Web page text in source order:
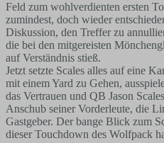
Feld zum wohlverdienten ersten
zumindest, doch wieder
Diskussion, den Treffer zu
die bei den mitgereisten
auf Verständnis stieß.
Jetzt setzte Scales alles auf eine
mit einem Yard zu Gehen,
das Vertrauen und QB Jason
Anschub seiner Vorderleute, die
Gastgeber. Der bange Blick zum
dieser Touchdown des Wolfpack